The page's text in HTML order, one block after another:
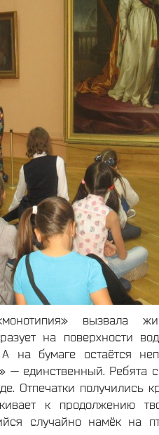
вызвала
на поверхности
бумаге остаётся
— единственный. Ребята с
Отпечатки получились
к продолжению
случайно намёк на